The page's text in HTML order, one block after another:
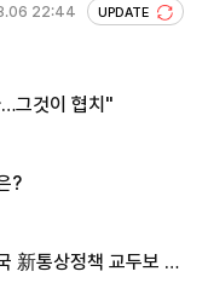
22:44 UPDATE
그것이 협치"
?
新통상정책 교두보 활